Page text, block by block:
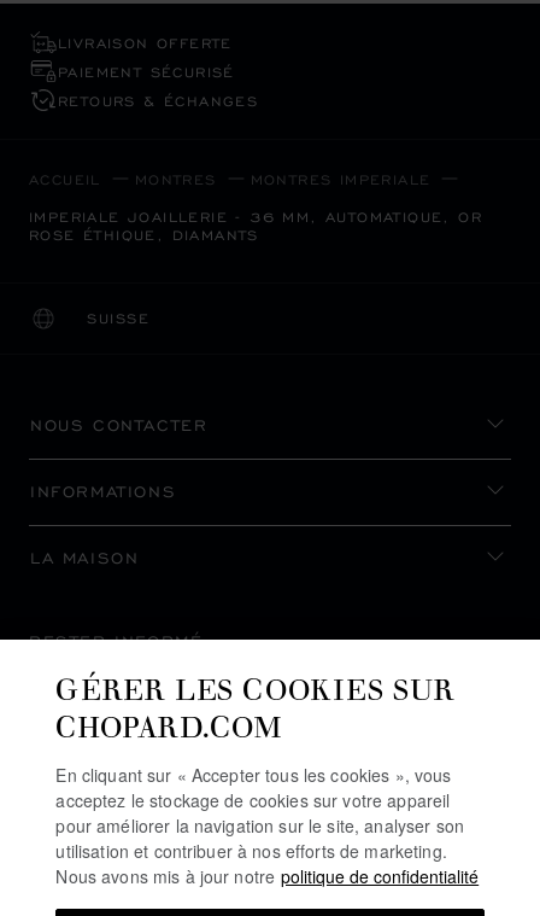
LIVRAISON OFFERTE
PAIEMENT SÉCURISÉ
RETOURS & ÉCHANGES
ACCUEIL MONTRES MONTRES IMPERIALE
IMPERIALE JOAILLERIE - 36 MM, AUTOMATIQUE, OR
ROSE ÉTHIQUE, DIAMANTS
SUISSE
LOCALISATION (CHANGER DE PAYS)
CHANGER DE PAYS
NOUS CONTACTER
INFORMATIONS
LA MAISON
RESTER INFORMÉ
S’INSCRIRE À LA NEWSLETTER
GÉRER LES COOKIES SUR
CHOPARD.COM
En cliquant sur « Accepter tous les cookies », vous
acceptez le stockage de cookies sur votre appareil
pour améliorer la navigation sur le site, analyser son
utilisation et contribuer à nos efforts de marketing.
Nous avons mis à jour notre politique de confidentialité